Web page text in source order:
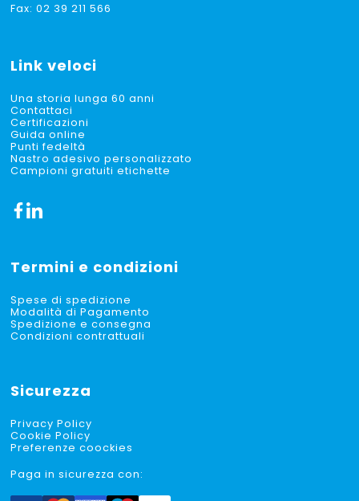
Fax: 02 39 211 566
Link veloci
Una storia lunga 60 anni
Contattaci
Certificazioni
Guida online
Punti fedeltà
Nastro adesivo personalizzato
Campioni gratuiti etichette
Termini e condizioni
Spese di spedizione
Modalità di Pagamento
Spedizione e consegna
Condizioni contrattuali
Sicurezza
Privacy Policy
Cookie Policy
Preferenze coockies
Paga in sicurezza con: